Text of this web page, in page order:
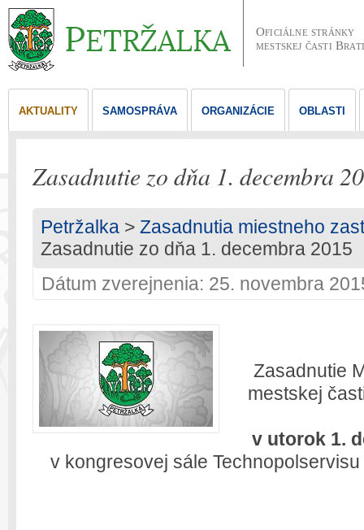
Oficiálne stránky
mestskej časti
AKTUALITY SAMOSPRÁVA ORGANIZÁCIE OBLASTI
Zasadnutie zo dňa 1. decembra
Petržalka > Zasadnutia miestneho
Zasadnutie zo dňa 1. decembra 2015
Dátum zverejnenia: 25. novembra
Zasadnutie
mestskej
v utorok 1.
v kongresovej sále